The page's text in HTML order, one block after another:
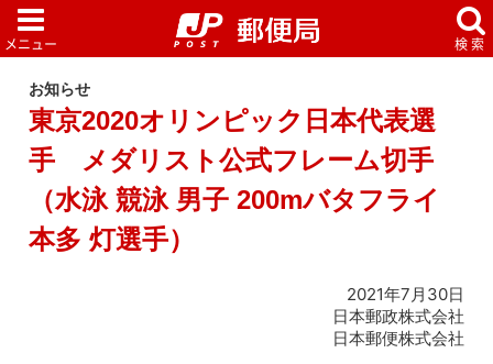
お知らせ
東京2020オリンピック日本代表選
手 メダリスト公式フレーム切手
（水泳 競泳 男子 200mバタフライ
本多 灯選手）
2021年7月30日
日本郵政株式会社
日本郵便株式会社